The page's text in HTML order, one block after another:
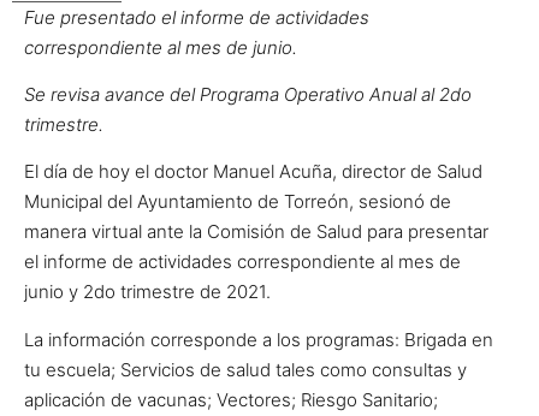
Fue presentado el informe de actividades
correspondiente al mes de junio.
Se revisa avance del Programa Operativo Anual al 2do
trimestre.
El día de hoy el doctor Manuel Acuña, director de Salud
Municipal del Ayuntamiento de Torreón, sesionó de
manera virtual ante la Comisión de Salud para presentar
el informe de actividades correspondiente al mes de
junio y 2do trimestre de 2021.
La información corresponde a los programas: Brigada en
tu escuela; Servicios de salud tales como consultas y
aplicación de vacunas; Vectores; Riesgo Sanitario;